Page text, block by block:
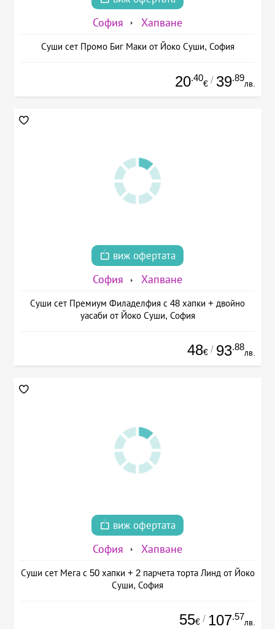
София Хапване
Суши сет Промо Биг Маки от Йоко Суши, София
20.40
€ / 39.89
лв.
виж офертата
София Хапване
Суши сет Премиум Филаделфия с 48 хапки + двойно
уасаби от Йоко Суши, София
48€ / 93.88
лв.
виж офертата
София Хапване
Суши сет Мега с 50 хапки + 2 парчета торта Линд от Йоко
Суши, София
55€ / 107.57
лв.